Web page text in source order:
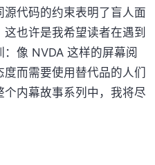
代码的约束表明了盲人面
也许是我希望读者在遇到
像 NVDA 这样的屏幕阅
而需要使用替代品的人们
内幕故事系列中，我将尽